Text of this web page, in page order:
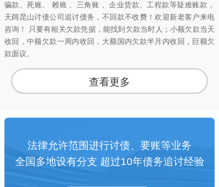
骗款、死账、 赖账 、三角账 、企业货款、工程款等疑难账款，
天阔昆山讨债公司追讨债务，不回款不收费！欢迎新老客户来电
咨询！ 只要有相关欠款凭据，能找到欠款当时人；小额欠款当天
收回，中额欠款一周内收回，大额国内欠款半月内收回，巨额欠
款面议。
查看更多
法律允许范围进行讨债、要账等业务
全国多地设有分支 超过10年债务追讨经验